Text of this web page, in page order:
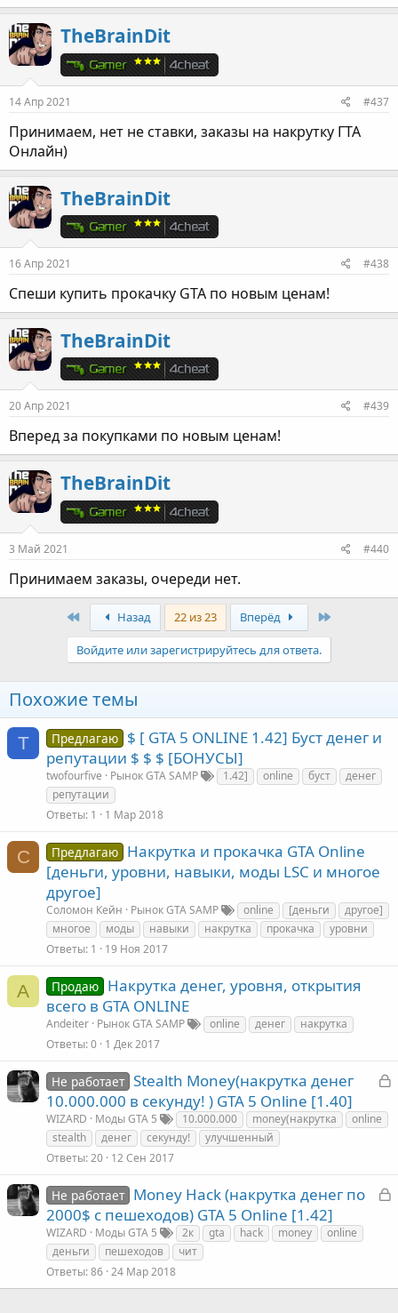
TheBrainDit
14 Апр 2021 #437
Принимаем, нет не ставки, заказы на накрутку ГТА
Онлайн)
TheBrainDit
16 Апр 2021 #438
Спеши купить прокачку GTA по новым ценам!
TheBrainDit
20 Апр 2021 #439
Вперед за покупками по новым ценам!
TheBrainDit
3 Май 2021 #440
Принимаем заказы, очереди нет.
Назад 22 из 23 Вперёд
Войдите или зарегистрируйтесь для ответа.
Похожие темы
T Предлагаю $ [ GTA 5 ONLINE 1.42] Буст денег и
репутации $ $ $ [БОНУСЫ]
twofourfive Рынок GTA SAMP 1.42] online буст
денег
репутации
Ответы 1 1 Мар 2018
С Предлагаю Накрутка и прокачка GTA Online
[деньги, уровни, навыки, моды LSC и многое
другое]
Соломон Кейн Рынок GTA SAMP online [деньги
другое]
многое
моды навыки накрутка прокачка
уровни
Ответы 1 19 Ноя 2017
A Продаю Накрутка денег, уровня, открытия
всего в GTA ONLINE
Andeiter Рынок GTA SAMP online денег
накрутка
Ответы 0 1 Дек 2017
З
а
Не работает Stealth Money(накрутка денег
10.000.000 в секунду! ) GTA 5 Online [1.40]
WIZARD Моды GTA 5 10.000.000 money(накрутка
online
stealth
денег секунду!
улучшенный
Ответы 20 12 Сен 2017
З
т
Не работает Money Hack (накрутка денег по
2000$ с пешеходов) GTA 5 Online [1.42]
WIZARD Моды GTA 5 2к gta hack money
online
деньги
пешеходов
чит
Ответы 86 24 Мар 2018